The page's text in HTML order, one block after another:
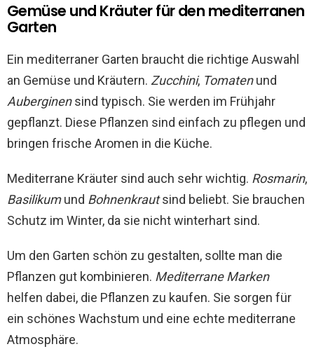
Gemüse und Kräuter für den mediterranen
Garten
Ein mediterraner Garten braucht die richtige Auswahl
an Gemüse und Kräutern. Zucchini, Tomatenund
Auberginensind typisch. Sie werden im Frühjahr
gepflanzt. Diese Pflanzen sind einfach zu pflegen und
bringen frische Aromen in die Küche.
Mediterrane Kräuter sind auch sehr wichtig. Rosmarin,
Basilikumund Bohnenkrautsind beliebt. Sie brauchen
Schutz im Winter, da sie nicht winterhart sind.
Um den Garten schön zu gestalten, sollte man die
Pflanzen gut kombinieren. Mediterrane Marken
helfen dabei, die Pflanzen zu kaufen. Sie sorgen für
ein schönes Wachstum und eine echte mediterrane
Atmosphäre.